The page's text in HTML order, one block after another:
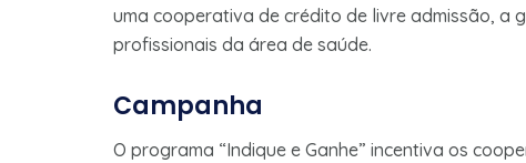
uma cooperativa de crédito de livre admissão, a
profissionais da área de saúde.
Campanha
O programa “Indique e Ganhe” incentiva os